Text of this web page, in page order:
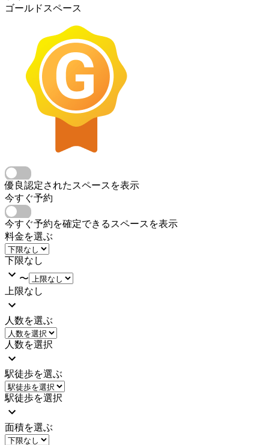
ゴールドスペース
優良認定されたスペースを表示
今すぐ予約
今すぐ予約を確定できるスペースを表示
料金を選ぶ
下限なし
〜
上限なし
人数を選ぶ
人数を選択
駅徒歩を選ぶ
駅徒歩を選択
面積を選ぶ